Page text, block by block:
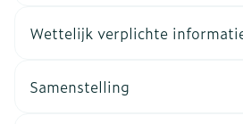
Wettelijk verplichte
Samenstelling